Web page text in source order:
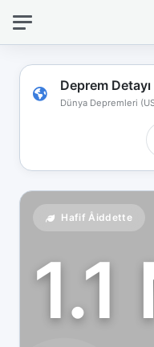
Deprem Detayı
Dünya Depremleri
Hafif Åiddette
koptu!
Çevrimdışı